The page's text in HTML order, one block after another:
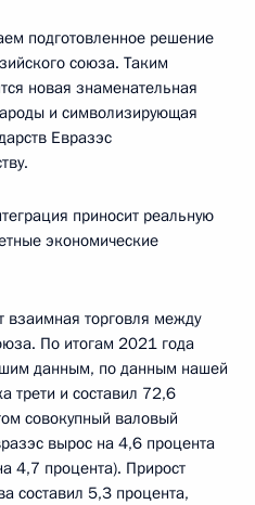
подготовленное решение
союза. Таким
новая знаменательная
и символизирующая
Евразэс
приносит реальную
экономические
взаимная торговля между
По итогам 2021 года
данным, по данным нашей
трети и составил 72,6
совокупный валовый
вырос на 4,6 процента
4,7 процента). Прирост
составил 5,3 процента,